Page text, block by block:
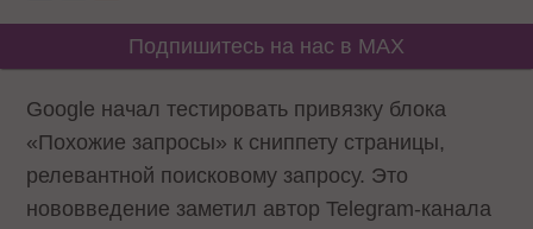
Подпишитесь на нас в MAX
Google начал тестировать привязку блока
«Похожие запросы» к сниппету страницы,
релевантной поисковому запросу. Это
нововведение заметил автор Telegram-канала